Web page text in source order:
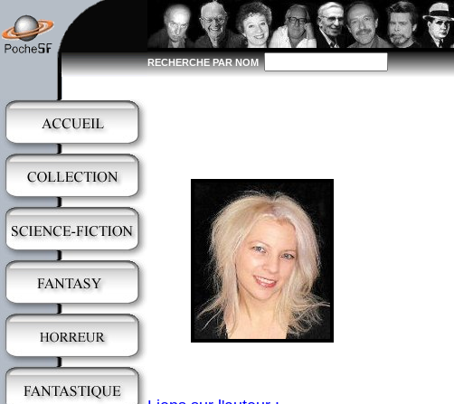
RECHERCHE PAR NOM